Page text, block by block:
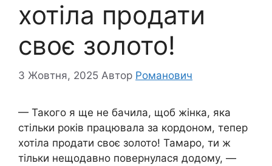
хотіла продати
своє золото!
3 Жовтня, 2025 Автор Романович
— Такого я ще не бачила, щоб жінка, яка
стільки років працювала за кордоном, тепер
хотіла продати своє золото! Тамаро, ти ж
тільки нещодавно повернулася додому, —